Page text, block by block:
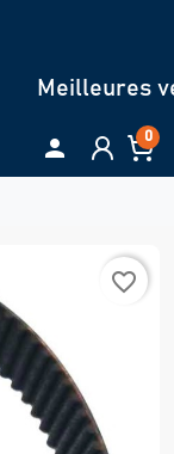
Meilleures
 0
favorite_border